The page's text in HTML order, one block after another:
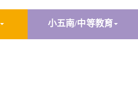
小五南/中等教育